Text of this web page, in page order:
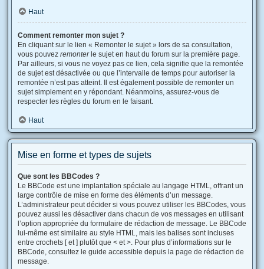
Haut
Comment remonter mon sujet ?
En cliquant sur le lien « Remonter le sujet » lors de sa consultation,
vous pouvez remonterle sujet en haut du forum sur la première page.
Par ailleurs, si vous ne voyez pas ce lien, cela signifie que la remontée
de sujet est désactivée ou que l’intervalle de temps pour autoriser la
remontée n’est pas atteint. Il est également possible de remonter un
sujet simplement en y répondant. Néanmoins, assurez-vous de
respecter les règles du forum en le faisant.
Haut
Mise en forme et types de sujets
Que sont les BBCodes ?
Le BBCode est une implantation spéciale au langage HTML, offrant un
large contrôle de mise en forme des éléments d’un message.
L’administrateur peut décider si vous pouvez utiliser les BBCodes, vous
pouvez aussi les désactiver dans chacun de vos messages en utilisant
l’option appropriée du formulaire de rédaction de message. Le BBCode
lui-même est similaire au style HTML, mais les balises sont incluses
entre crochets [ et ] plutôt que < et >. Pour plus d’informations sur le
BBCode, consultez le guide accessible depuis la page de rédaction de
message.